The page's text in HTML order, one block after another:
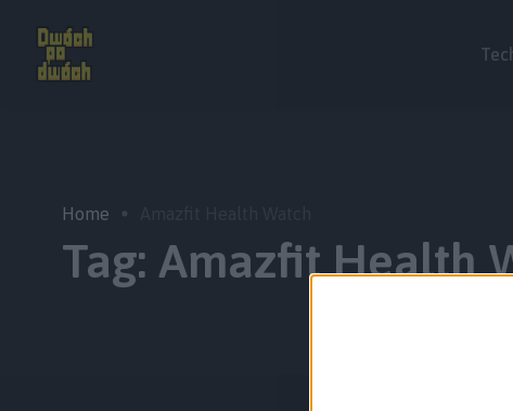
Home
Tag: Amazfit Health